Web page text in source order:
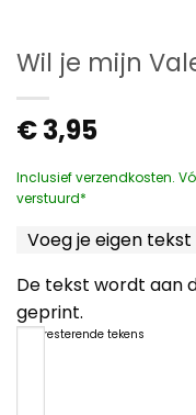
Wil je mijn
€3,95
Inclusief verzendkosten.
verstuurd*
Voeg je eigen
De tekst wordt aan
geprint.
resterende tekens